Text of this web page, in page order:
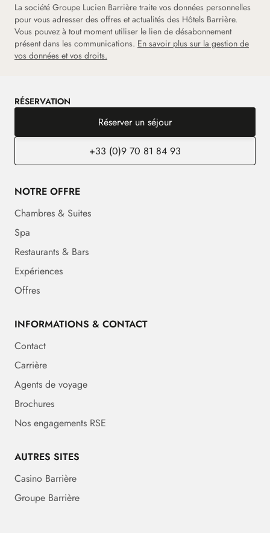
La société Groupe Lucien Barrière traite vos données personnelles
pour vous adresser des offres et actualités des Hôtels Barrière.
Vous pouvez à tout moment utiliser le lien de désabonnement
présent dans les communications. En savoir plus sur la gestion de
vos données et vos droits.
RÉSERVATION
Réserver un séjour
+33 (0)9 70 81 84 93
NOTRE OFFRE
Chambres & Suites
Spa
Restaurants & Bars
Expériences
Offres
INFORMATIONS & CONTACT
Contact
Carrière
Agents de voyage
Brochures
Nos engagements RSE
AUTRES SITES
Casino Barrière
Groupe Barrière